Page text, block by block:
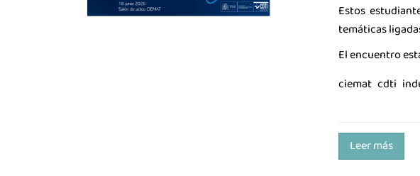
Estos
temáticas
El encuentro
ciemat cdti
Leer más